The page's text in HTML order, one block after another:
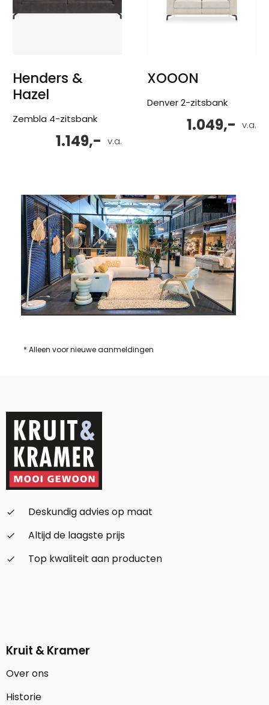
Henders &
Hazel
Zembla 4-zitsbank
v.a.
1.149,-
XOOON
Denver 2-zitsbank
v.a.
1.049,-
* Alleen voor nieuwe aanmeldingen
check_small
Deskundig advies op maat
check_small
Altijd de laagste prijs
check_small
Top kwaliteit aan producten
Kruit & Kramer
Over ons
Historie